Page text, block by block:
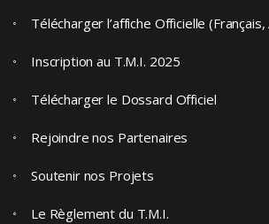
Télécharger l’affiche Officielle
Inscription au T.M.I. 2025
Télécharger le Dossard Officiel
Rejoindre nos Partenaires
Soutenir nos Projets
Le Règlement du T.M.I.